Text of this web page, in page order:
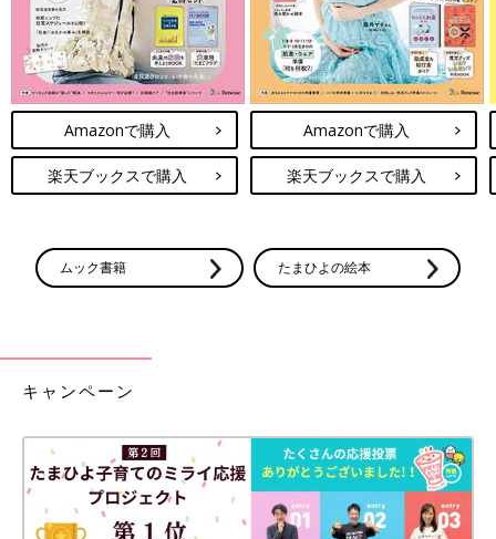
Amazonで購入
楽天ブックスで購入
Amazonで購入
楽天ブックスで購入
ムック書籍 たまひよの絵本
キャンペーン